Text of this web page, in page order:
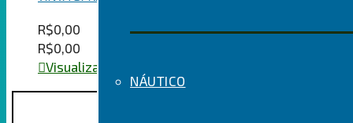
NÁUTICO
R$0,00
R$0,00
Visualizar o seu carrinho